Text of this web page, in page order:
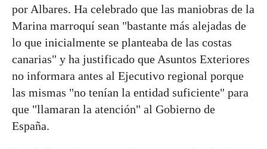
por Albares. Ha celebrado que las maniobras de la
Marina marroquí sean "bastante más alejadas de
lo que inicialmente se planteaba de las costas
canarias" y ha justificado que Asuntos Exteriores
no informara antes al Ejecutivo regional porque
las mismas "no tenían la entidad suficiente" para
que "llamaran la atención" al Gobierno de
España.